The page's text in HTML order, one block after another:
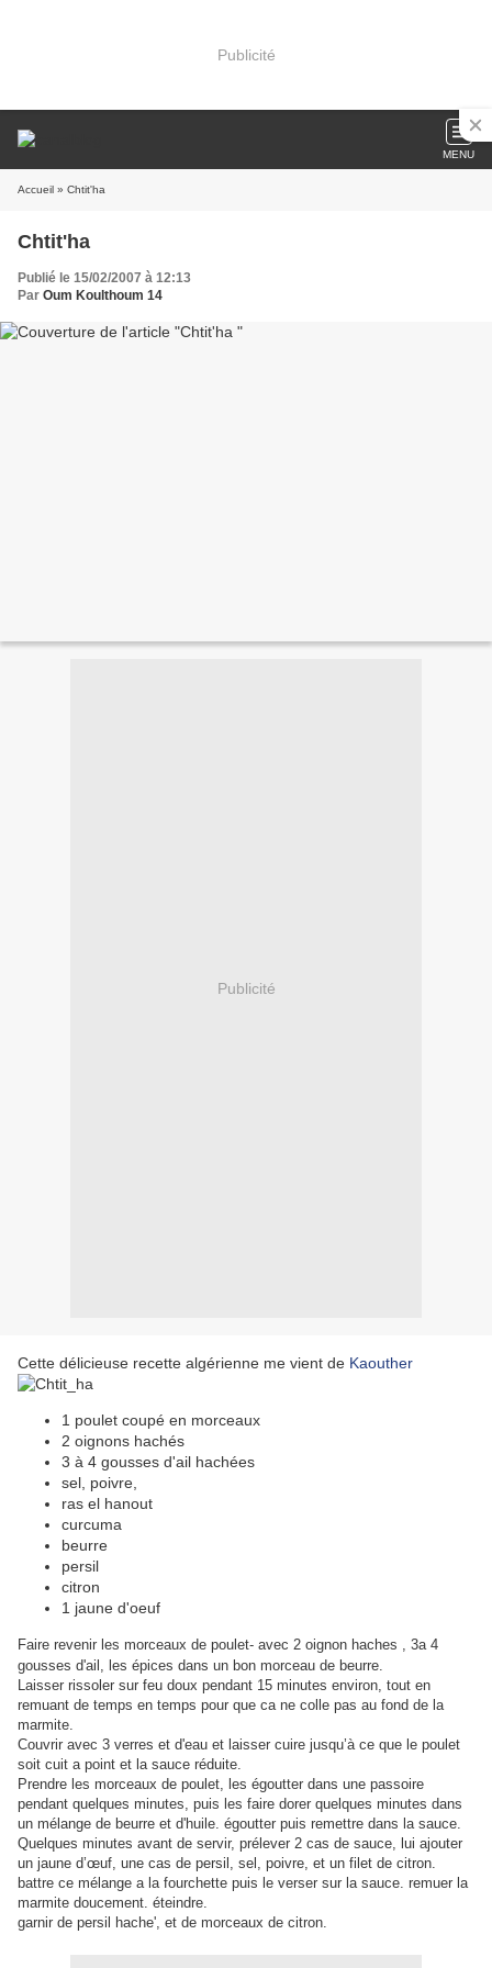
Publicité
MENU
Accueil » Chtit'ha
Chtit'ha
Publié le 15/02/2007 à 12:13
Par Oum Koulthoum 14
Publicité
Cette délicieuse recette algérienne me vient de Kaouther
1 poulet coupé en morceaux
2 oignons hachés
3 à 4 gousses d'ail hachées
sel, poivre,
ras el hanout
curcuma
beurre
persil
citron
1 jaune d'oeuf
Faire revenir les morceaux de poulet- avec 2 oignon haches , 3a 4
gousses d'ail, les épices dans un bon morceau de beurre.
Laisser rissoler sur feu doux pendant 15 minutes environ, tout en
remuant de temps en temps pour que ca ne colle pas au fond de la
marmite.
Couvrir avec 3 verres et d'eau et laisser cuire jusqu’à ce que le poulet
soit cuit a point et la sauce réduite.
Prendre les morceaux de poulet, les égoutter dans une passoire
pendant quelques minutes, puis les faire dorer quelques minutes dans
un mélange de beurre et d'huile. égoutter puis remettre dans la sauce.
Quelques minutes avant de servir, prélever 2 cas de sauce, lui ajouter
un jaune d’œuf, une cas de persil, sel, poivre, et un filet de citron.
battre ce mélange a la fourchette puis le verser sur la sauce. remuer la
marmite doucement. éteindre.
garnir de persil hache', et de morceaux de citron.